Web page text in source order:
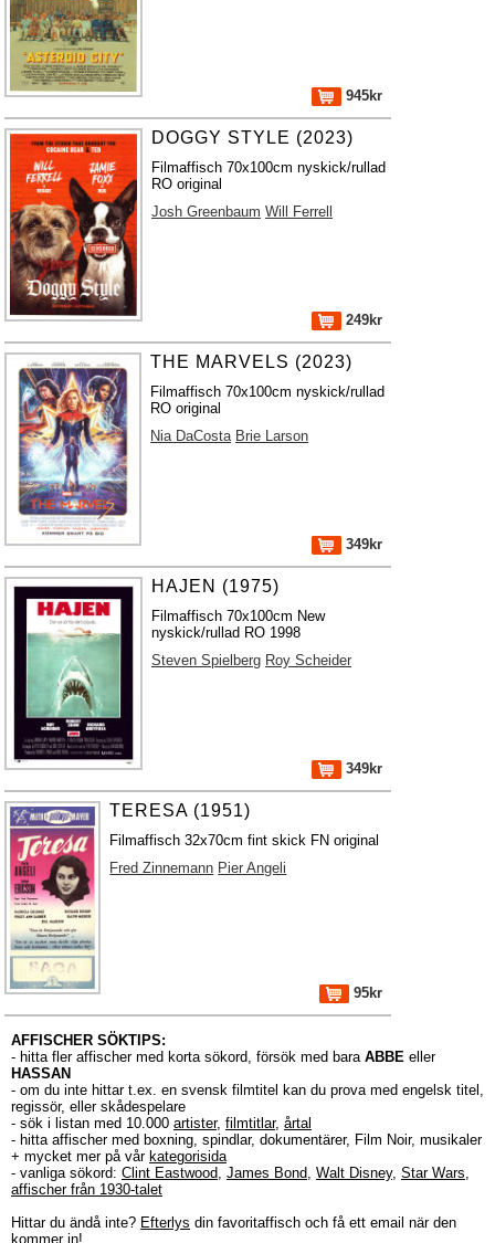
945kr
DOGGY STYLE (2023)
Filmaffisch 70x100cm nyskick/rullad
RO original
Josh Greenbaum Will Ferrell
249kr
THE MARVELS (2023)
Filmaffisch 70x100cm nyskick/rullad
RO original
Nia DaCosta Brie Larson
349kr
HAJEN (1975)
Filmaffisch 70x100cm New
nyskick/rullad RO 1998
Steven Spielberg Roy Scheider
349kr
TERESA (1951)
Filmaffisch 32x70cm fint skick FN original
Fred Zinnemann Pier Angeli
95kr
AFFISCHER SÖKTIPS:
- hitta fler affischer med korta sökord, försök med bara ABBE eller
HASSAN
- om du inte hittar t.ex. en svensk filmtitel kan du prova med engelsk titel,
regissör, eller skådespelare
- sök i listan med 10.000 artister, filmtitlar, årtal
- hitta affischer med boxning, spindlar, dokumentärer, Film Noir, musikaler
+ mycket mer på vår kategorisida
- vanliga sökord: Clint Eastwood, James Bond, Walt Disney, Star Wars,
affischer från 1930-talet
Hittar du ändå inte? Efterlys din favoritaffisch och få ett email när den
kommer in!